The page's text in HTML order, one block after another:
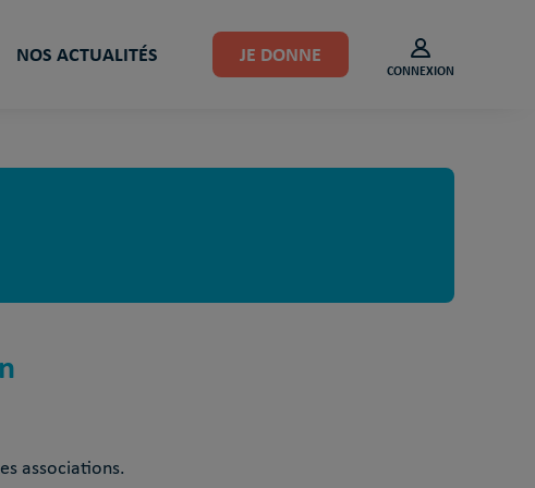
NOS ACTUALITÉS JE DONNE
CONNEXION
associations.